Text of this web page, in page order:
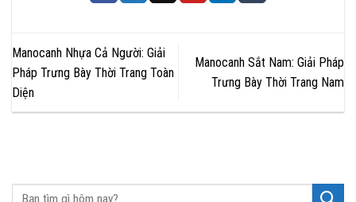
Manocanh Nhựa Cả Người: Giải
Pháp Trưng Bày Thời Trang Toàn
Diện
Manocanh Sắt Nam: Giải Pháp
Trưng Bày Thời Trang Nam